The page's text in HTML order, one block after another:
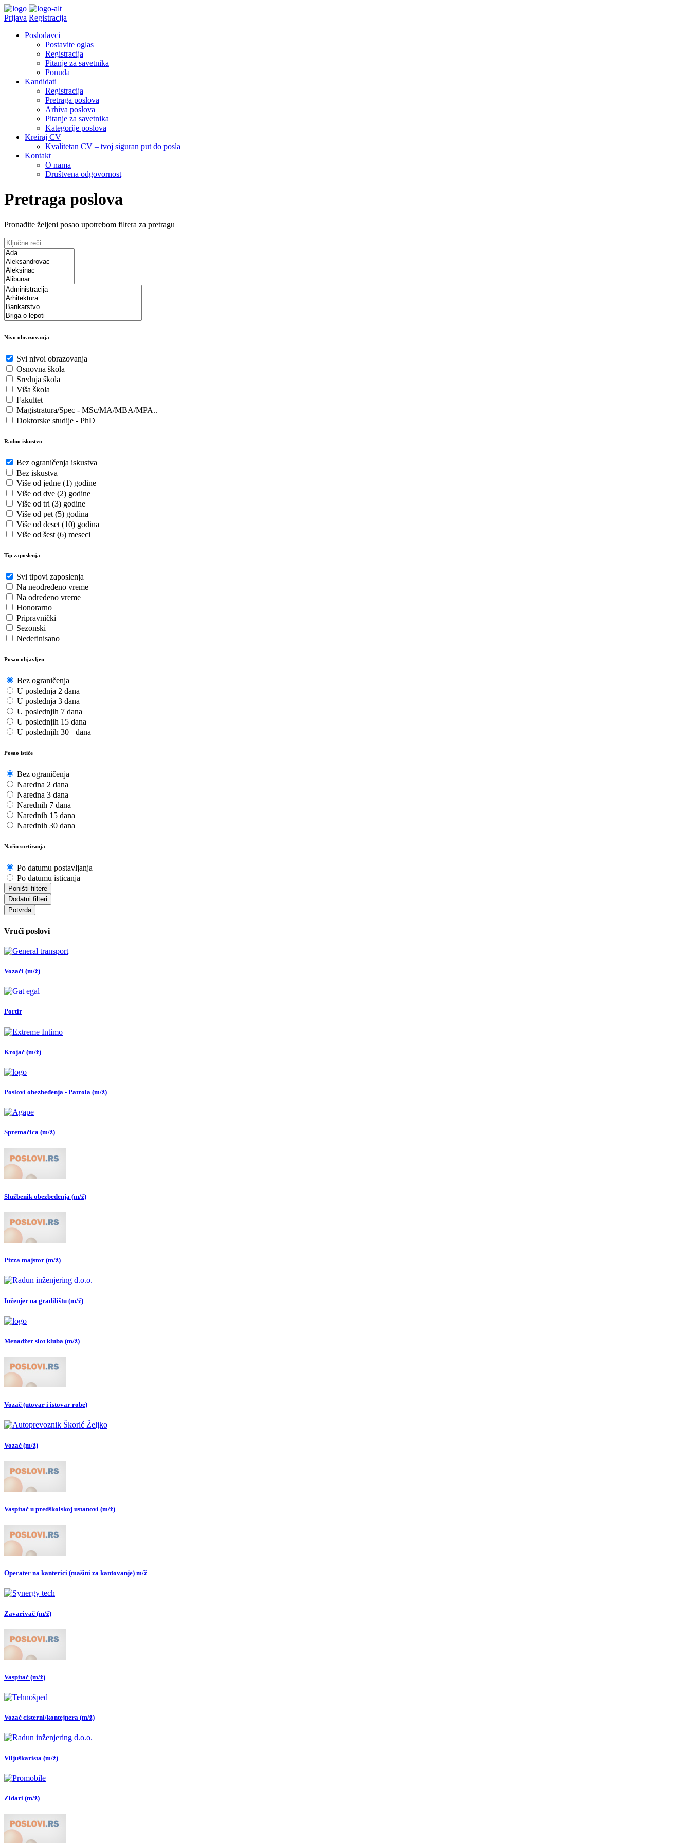
Prijava Registracija
Poslodavci
Postavite oglas
Registracija
Pitanje za savetnika
Ponuda
Kandidati
Registracija
Pretraga poslova
Arhiva poslova
Pitanje za savetnika
Kategorije poslova
Kreiraj CV
Kvalitetan CV – tvoj siguran put do posla
Kontakt
O nama
Društvena odgovornost
Pretraga poslova
Pronađite željeni posao upotrebom filtera za pretragu
Nivo obrazovanja
Svi nivoi obrazovanja
Osnovna škola
Srednja škola
Viša škola
Fakultet
Magistratura/Spec - MSc/MA/MBA/MPA..
Doktorske studije - PhD
Radno iskustvo
Bez ograničenja iskustva
Bez iskustva
Više od jedne (1) godine
Više od dve (2) godine
Više od tri (3) godine
Više od pet (5) godina
Više od deset (10) godina
Više od šest (6) meseci
Tip zaposlenja
Svi tipovi zaposlenja
Na neodređeno vreme
Na određeno vreme
Honorarno
Pripravnički
Sezonski
Nedefinisano
Posao objavljen
Bez ograničenja
U poslednja 2 dana
U poslednja 3 dana
U poslednjih 7 dana
U poslednjih 15 dana
U poslednjih 30+ dana
Posao ističe
Bez ograničenja
Naredna 2 dana
Naredna 3 dana
Narednih 7 dana
Narednih 15 dana
Narednih 30 dana
Način sortiranja
Po datumu postavljanja
Po datumu isticanja
Poništi filtere
Dodatni filteri
Potvrda
Vrući poslovi
Vozači (m/ž)
Portir
Krojač (m/ž)
Poslovi obezbeđenja - Patrola (m/ž)
Spremačica (m/ž)
Službenik obezbeđenja (m/ž)
Pizza majstor (m/ž)
Inženjer na gradilištu (m/ž)
Menadžer slot kluba (m/ž)
Vozač (utovar i istovar robe)
Vozač (m/ž)
Vaspitač u predškolskoj ustanovi (m/ž)
Operater na kanterici (mašini za kantovanje) m/ž
Zavarivač (m/ž)
Vaspitač (m/ž)
Vozač cisterni/kontejnera (m/ž)
Viljuškarista (m/ž)
Zidari (m/ž)